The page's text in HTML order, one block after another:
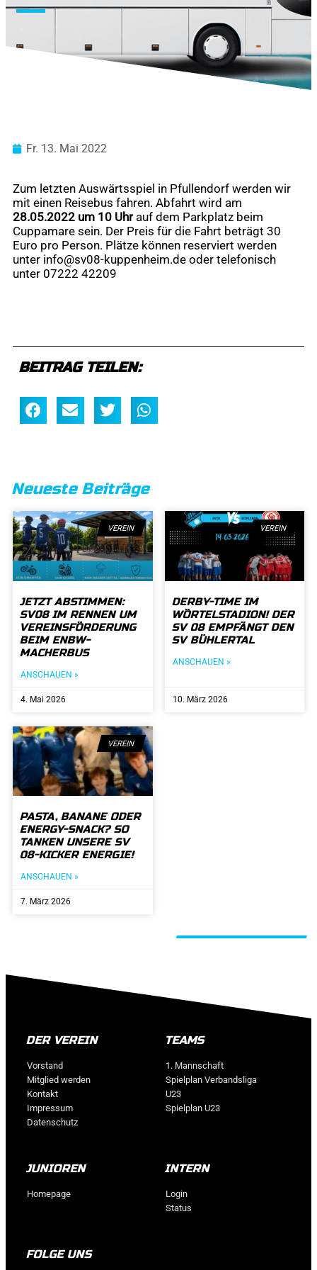
Fr. 13. Mai 2022
Zum letzten Auswärtsspiel in Pfullendorf werden wir
mit einen Reisebus fahren. Abfahrt wird am
28.05.2022 um 10 Uhrauf dem Parkplatz beim
Cuppamare sein. Der Preis für die Fahrt beträgt 30
Euro pro Person. Plätze können reserviert werden
unter info@sv08-kuppenheim.de oder telefonisch
unter 07222 42209
BEITRAG TEILEN:
Neueste Beiträge
VEREIN
JETZT ABSTIMMEN:
SV08 IM RENNEN UM
VEREINSFÖRDERUNG
BEIM ENBW-
MACHERBUS
ANSCHAUEN »
4. Mai 2026
VEREIN
DERBY-TIME IM
WÖRTELSTADION! DER
SV 08 EMPFÄNGT DEN
SV BÜHLERTAL
ANSCHAUEN »
10. März 2026
VEREIN
PASTA, BANANE ODER
ENERGY-SNACK? SO
TANKEN UNSERE SV
08-KICKER ENERGIE!
ANSCHAUEN »
7. März 2026
DER VEREIN
Vorstand
Mitglied werden
Kontakt
Impressum
Datenschutz
TEAMS
1. Mannschaft
Spielplan Verbandsliga
U23
Spielplan U23
JUNIOREN
Homepage
INTERN
Login
Status
FOLGE UNS